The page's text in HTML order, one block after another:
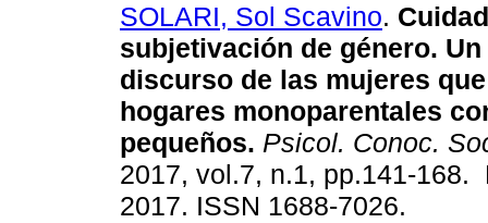
SOLARI, Sol Scavino.
subjetivación de género.
discurso de las mujeres
hogares monoparentales
pequeños. Psicol. Conoc.
2017, vol.7, n.1, pp.141-168.
2017. ISSN 1688-7026.